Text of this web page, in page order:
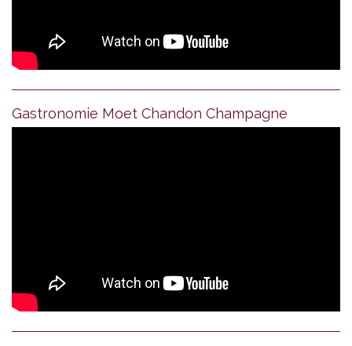
Gastronomie Moet Chandon Champagne